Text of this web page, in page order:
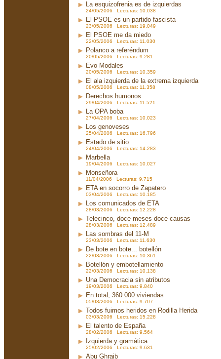
La esquizofrenia es de izquierdas
24/05/2006 Lecturas: 10.038
El PSOE es un partido fascista
23/05/2006 Lecturas: 19.049
El PSOE me da miedo
22/05/2006 Lecturas: 11.030
Polanco a referéndum
20/05/2006 Lecturas: 9.281
Evo Modales
20/05/2006 Lecturas: 10.359
El ala izquierda de la extrema izquierda
08/05/2006 Lecturas: 11.358
Derechos humonos
29/04/2006 Lecturas: 11.521
La OPA boba
27/04/2006 Lecturas: 10.023
Los genoveses
25/04/2006 Lecturas: 16.796
Estado de sitio
24/04/2006 Lecturas: 14.283
Marbella
19/04/2006 Lecturas: 10.027
Monseñora
11/04/2006 Lecturas: 9.715
ETA en socorro de Zapatero
03/04/2006 Lecturas: 10.185
Los comunicados de ETA
28/03/2006 Lecturas: 12.228
Telecinco, doce meses doce causas
28/03/2006 Lecturas: 12.489
Las sombras del 11-M
23/03/2006 Lecturas: 11.630
De bote en bote... botellón
22/03/2006 Lecturas: 10.361
Botellón y embotellamiento
22/03/2006 Lecturas: 10.138
Una Democracia sin atributos
19/03/2006 Lecturas: 9.840
En total, 360.000 viviendas
05/03/2006 Lecturas: 9.707
Todos fuimos heridos en Rodilla Herida
03/03/2006 Lecturas: 15.228
El talento de España
28/02/2006 Lecturas: 9.564
Izquierda y gramática
25/02/2006 Lecturas: 9.631
Abu Ghraib